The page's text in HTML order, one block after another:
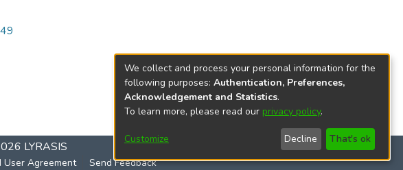
LYRASIS
User Agreement Send Feedback
We collect and process your personal information for the
following purposes: Authentication, Preferences,
Acknowledgement and Statistics.
To learn more, please read our privacy policy.
Customize Decline That's ok